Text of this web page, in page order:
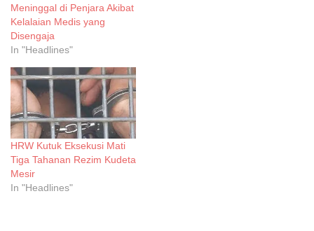
Meninggal di Penjara Akibat
Kelalaian Medis yang
Disengaja
In "Headlines"
HRW Kutuk Eksekusi Mati
Tiga Tahanan Rezim Kudeta
Mesir
In "Headlines"